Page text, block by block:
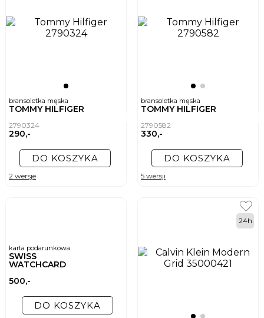
bransoletka męska
TOMMY HILFIGER
2790324
290,-
DO KOSZYKA
2 wersje
bransoletka męska
TOMMY HILFIGER
2790582
330,-
DO KOSZYKA
5 wersji
karta podarunkowa
SWISS
WATCHCARD
500,-
DO KOSZYKA
24h